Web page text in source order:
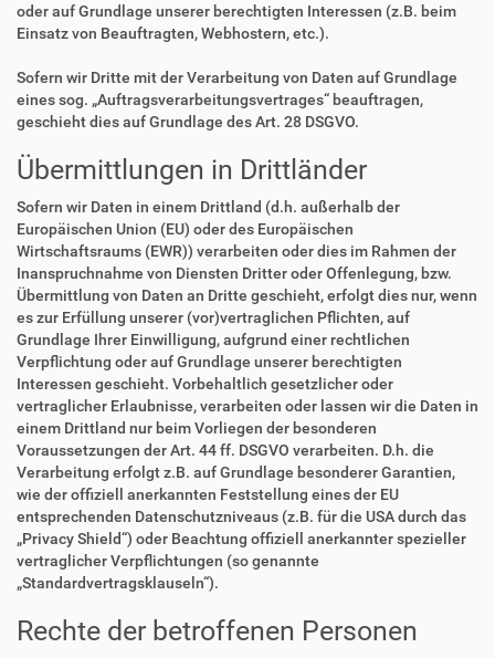
oder auf Grundlage unserer berechtigten Interessen (z.B. beim
Einsatz von Beauftragten, Webhostern, etc.).
Sofern wir Dritte mit der Verarbeitung von Daten auf Grundlage
eines sog. „Auftragsverarbeitungsvertrages“ beauftragen,
geschieht dies auf Grundlage des Art. 28 DSGVO.
Übermittlungen in Drittländer
Sofern wir Daten in einem Drittland (d.h. außerhalb der
Europäischen Union (EU) oder des Europäischen
Wirtschaftsraums (EWR)) verarbeiten oder dies im Rahmen der
Inanspruchnahme von Diensten Dritter oder Offenlegung, bzw.
Übermittlung von Daten an Dritte geschieht, erfolgt dies nur, wenn
es zur Erfüllung unserer (vor)vertraglichen Pflichten, auf
Grundlage Ihrer Einwilligung, aufgrund einer rechtlichen
Verpflichtung oder auf Grundlage unserer berechtigten
Interessen geschieht. Vorbehaltlich gesetzlicher oder
vertraglicher Erlaubnisse, verarbeiten oder lassen wir die Daten in
einem Drittland nur beim Vorliegen der besonderen
Voraussetzungen der Art. 44 ff. DSGVO verarbeiten. D.h. die
Verarbeitung erfolgt z.B. auf Grundlage besonderer Garantien,
wie der offiziell anerkannten Feststellung eines der EU
entsprechenden Datenschutzniveaus (z.B. für die USA durch das
„Privacy Shield“) oder Beachtung offiziell anerkannter spezieller
vertraglicher Verpflichtungen (so genannte
„Standardvertragsklauseln“).
Rechte der betroffenen Personen